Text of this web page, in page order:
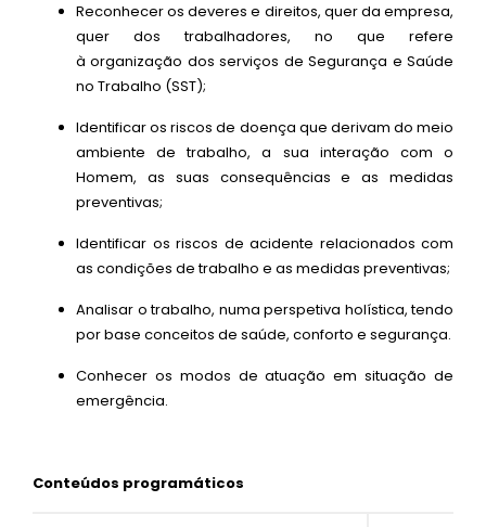
Reconhecer os deveres e direitos, quer da empresa,
quer dos trabalhadores, no que refere
à organização dos serviços de Segurança e Saúde
no Trabalho (SST);
Identificar os riscos de doença que derivam do meio
ambiente de trabalho, a sua interação com o
Homem, as suas consequências e as medidas
preventivas;
Identificar os riscos de acidente relacionados com
as condições de trabalho e as medidas preventivas;
Analisar o trabalho, numa perspetiva holística, tendo
por base conceitos de saúde, conforto e segurança.
Conhecer os modos de atuação em situação de
emergência.
Conteúdos programáticos